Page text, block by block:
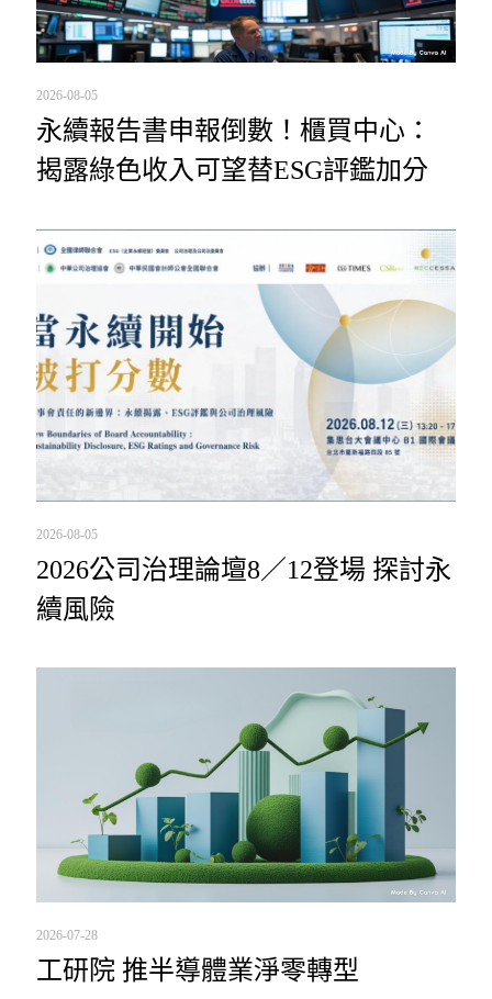
2026-08-05
永續報告書申報倒數！櫃買中心：
揭露綠色收入可望替ESG評鑑加分
2026-08-05
2026公司治理論壇8／12登場 探討永
續風險
2026-07-28
工研院 推半導體業淨零轉型